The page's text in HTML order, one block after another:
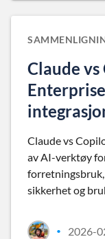
Claude
Claude vs
av AI-verktøy
sikkerhet og
• 2026-